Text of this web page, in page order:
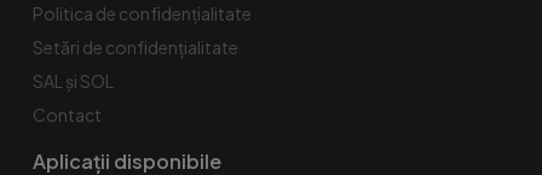
Politica de confidențialitate
Setări de confidențialitate
SAL și SOL
Contact
Aplicații disponibile